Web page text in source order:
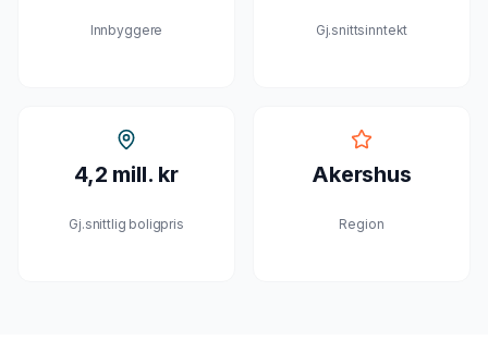
Innbyggere Gj.snittsinntekt
4,2 mill. kr
Gj.snittlig boligpris
Akershus
Region